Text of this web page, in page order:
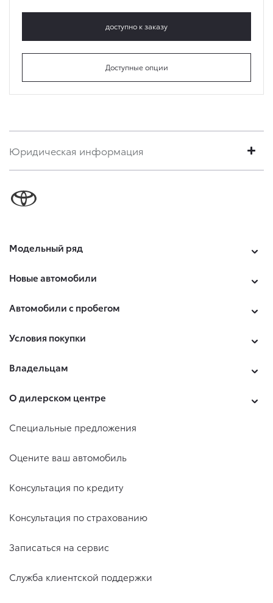
доступно к заказу
Доступные опции
Юридическая информация
Модельный ряд
Новые автомобили
Автомобили с пробегом
Условия покупки
Владельцам
О дилерском центре
Специальные предложения
Оцените ваш автомобиль
Консультация по кредиту
Консультация по страхованию
Записаться на сервис
Служба клиентской поддержки